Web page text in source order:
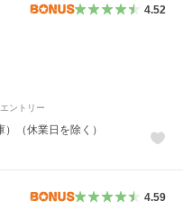
4.52
ントリー
（休業日を除く）
4.59